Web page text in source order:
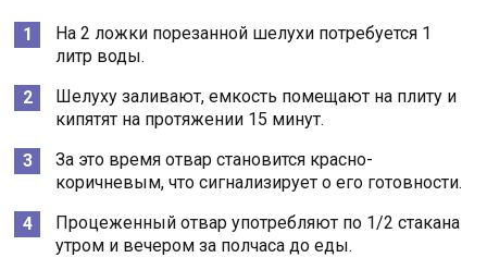
На 2 ложки порезанной шелухи потребуется 1
литр воды.
Шелуху заливают, емкость помещают на плиту и
кипятят на протяжении 15 минут.
За это время отвар становится красно-
коричневым, что сигнализирует о его готовности.
Процеженный отвар употребляют по 1/2 стакана
утром и вечером за полчаса до еды.